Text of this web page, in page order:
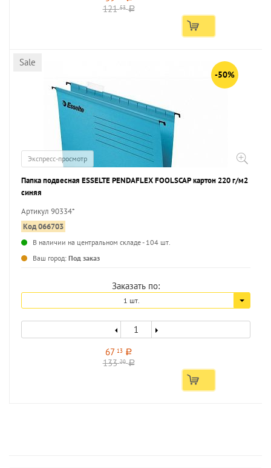
12153 a
Sale
-50%
Экспресс-просмотр
Папка подвесная ESSELTE PENDAFLEX FOOLSCAP картон 220 г/м2
синяя
Артикул 90334*
Код 066703
В наличии на центральном складе - 104 шт.
Ваш город: Под заказ
Заказать по:
1 шт.
6713 a
13320 a